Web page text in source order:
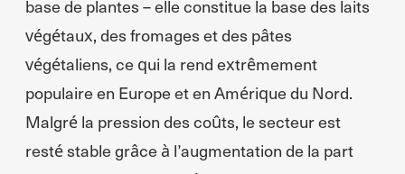
base de plantes – elle constitue la base des laits
végétaux, des fromages et des pâtes
végétaliens, ce qui la rend extrêmement
populaire en Europe et en Amérique du Nord.
Malgré la pression des coûts, le secteur est
resté stable grâce à l’augmentation de la part